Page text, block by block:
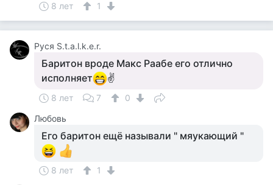
8 лет 1
Руся S.t.a.l.k.e.r.
Баритон вроде Макс Раабе его отлично
исполняет
✌
8 лет 7
0
Любовь
Его баритон ещё называли " мяукающий "
8 лет
1